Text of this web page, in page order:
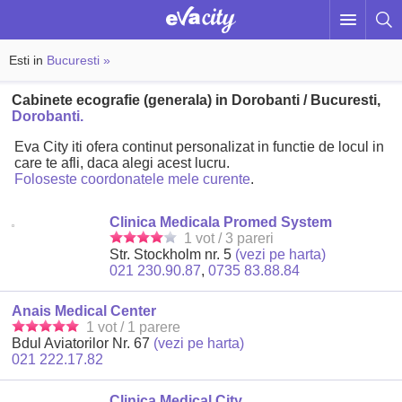
Esti in Bucuresti »
Cabinete ecografie (generala) in Dorobanti / Bucuresti,
Dorobanti.
Eva City iti ofera continut personalizat in functie de locul in
care te afli, daca alegi acest lucru.
Foloseste coordonatele mele curente.
Clinica Medicala Promed System
1 vot / 3 pareri
Str. Stockholm nr. 5 (vezi pe harta)
021 230.90.87,0735 83.88.84
Anais Medical Center
1 vot / 1 parere
Bdul Aviatorilor Nr. 67 (vezi pe harta)
021 222.17.82